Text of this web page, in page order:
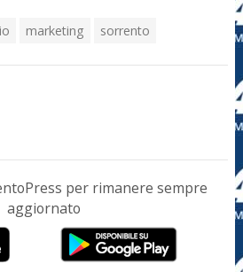
marketing sorrento
per rimanere sempre
aggiornato